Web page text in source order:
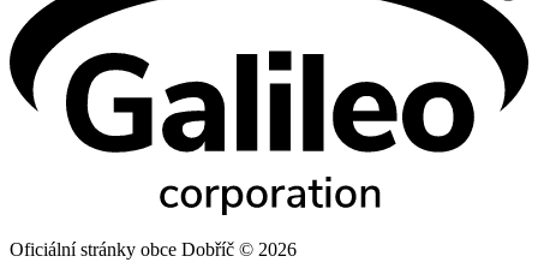
Oficiální stránky obce Dobříč © 2026